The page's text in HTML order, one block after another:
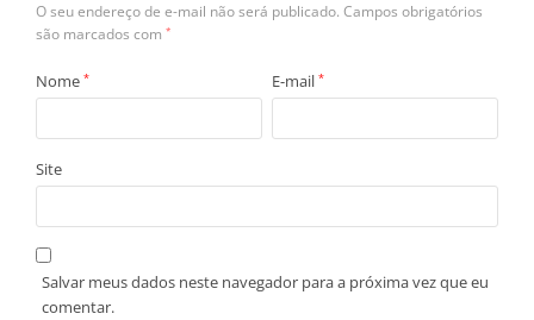
O seu endereço de e-mail não será publicado. Campos obrigatórios
são marcados com *
Nome * E-mail *
Site
Salvar meus dados neste navegador para a próxima vez que eu
comentar.